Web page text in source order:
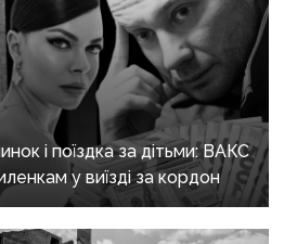
і поїздка за дітьми: ВАКС
у виїзді за кордон